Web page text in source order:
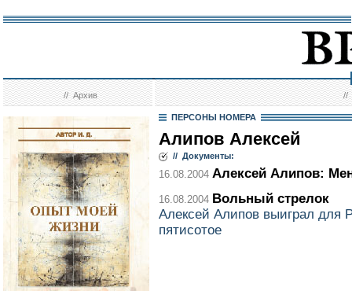
//Архив //
ПЕРСОНЫ НОМЕРА
Алипов Алексей
// Документы:
16.08.2004 Алексей Алипов:
16.08.2004 Вольный стрелок
Алексей Алипов выиграл для
пятисотое